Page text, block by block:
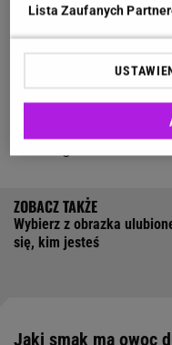
religijnym
ponad 300-letnią
i prestiż. W Azji
w Tajlandii, durian
ekskluzywnego
Wybierz z obrazka
się, kim jesteś
Jaki smak ma owoc
Lista Zaufanych